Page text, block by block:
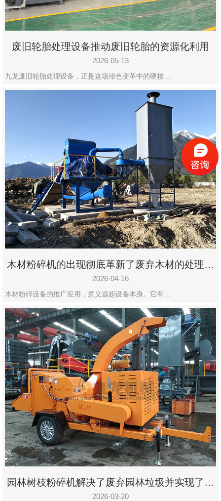
废旧轮胎处理设备推动废旧轮胎的资源化利用
2026-05-13
九龙废旧轮胎处理设备，正是这场绿色变革中的硬核…
木材粉碎机的出现彻底革新了废弃木材的处理模
式
2026-04-16
木材粉碎设备的推广应用，意义远超设备本身。它有…
园林树枝粉碎机解决了废弃园林垃圾并实现了再
利用
2026-03-20